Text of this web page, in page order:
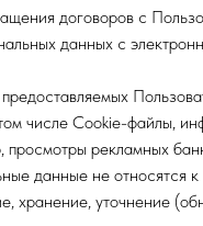
договоров с
данных с
числе Cookie-файлы,
рекламных
данные не
хранение, уточнение